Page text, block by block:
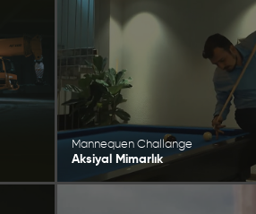
Mannequen Challange
Aksiyal Mimarlık